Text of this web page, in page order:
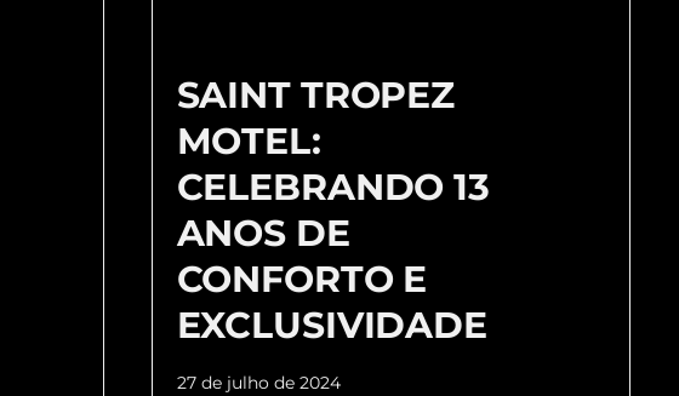
SAINT TROPEZ
MOTEL:
CELEBRANDO 13
ANOS DE
CONFORTO E
EXCLUSIVIDADE
27 de julho de 2024